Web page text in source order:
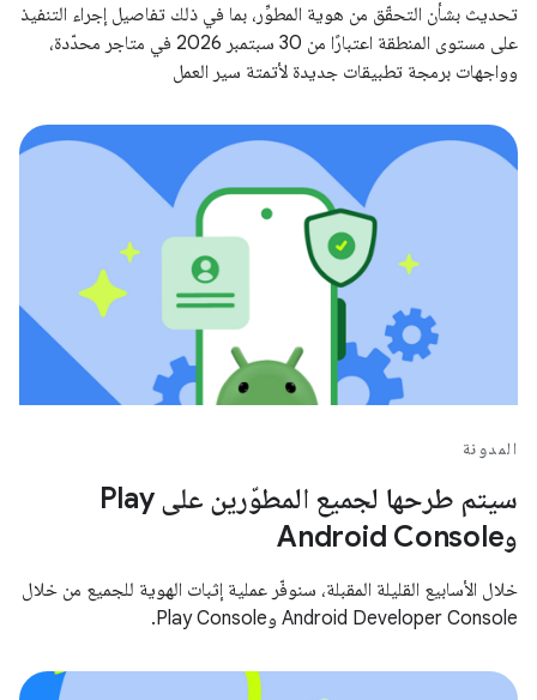
تحديث بشأن التحقّق من هوية المطوِّر، بما في ذلك تفاصيل إجراء التنفيذ
على مستوى المنطقة اعتبارًا من 30 سبتمبر 2026 في متاجر محدّدة،
وواجهات برمجة تطبيقات جديدة لأتمتة سير العمل
المدونة
سيتم طرحها لجميع المطوّرين على Play
وAndroid Console
خلال الأسابيع القليلة المقبلة، سنوفّر عملية إثبات الهوية للجميع من خلال
Android Developer Console وPlay Console.